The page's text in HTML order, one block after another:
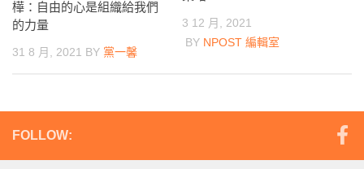
樺：自由的心是組織給我們
的力量
31 8 月, 2021 BY 黨一馨
3 12 月, 2021
BY NPOST 編輯室
FOLLOW: